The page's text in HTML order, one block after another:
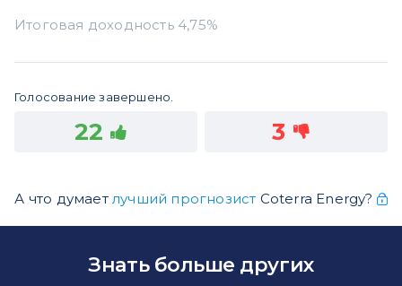
Голосование завершено.
22 3
А что думает лучший прогнозист Coterra Energy?
Знать больше других